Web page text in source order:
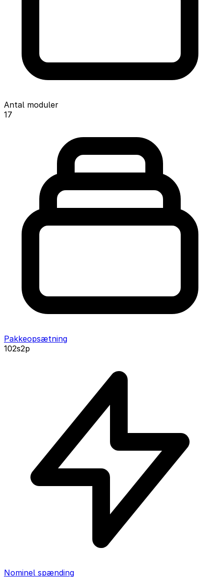
Antal moduler
17
Pakkeopsætning
102s2p
Nominel spænding